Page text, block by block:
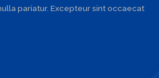
pariatur. Excepteur sint occaecat